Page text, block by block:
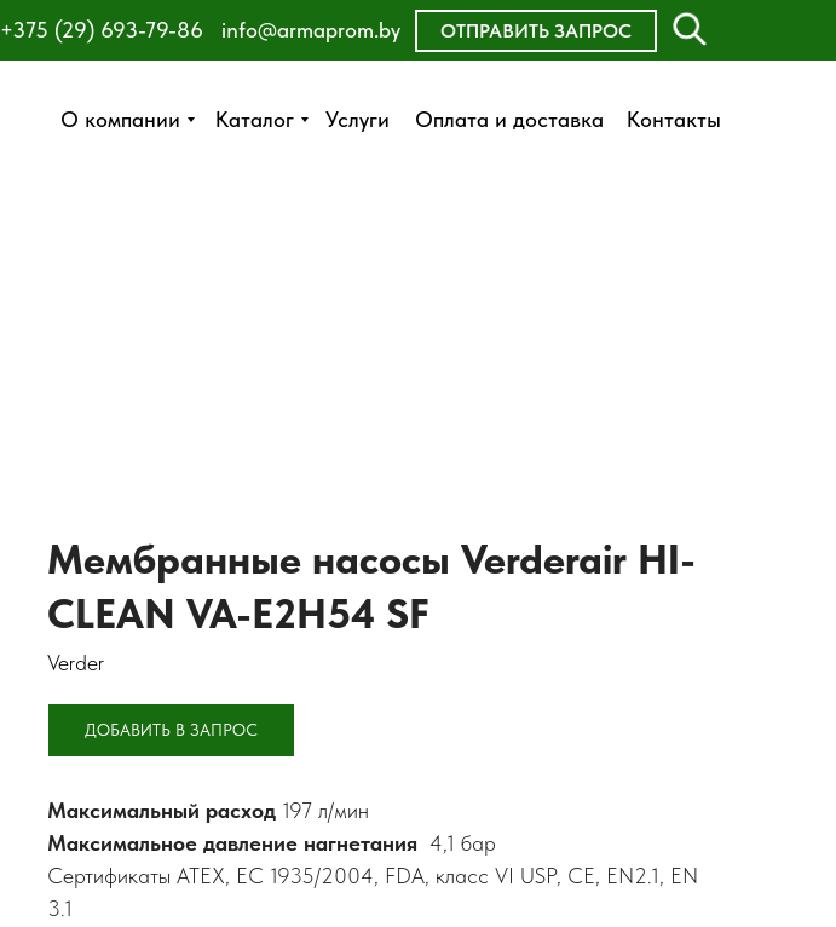
О компании Каталог Услуги Оплата и доставка Контакты
+375 (29) 693-79-86 ОТПРАВИТЬ ЗАПРОС
info@armaprom.by
О компании Каталог Услуги Оплата и доставка Контакты
ОСТАВИТЬ ЗАЯВКУ
ЗАКАЗАТЬ ЗВОНОК
Мембранные насосы Verderair HI-
CLEAN VA-E2H54 SF
Verder
ДОБАВИТЬ В ЗАПРОС
Максимальный расход 197 л/мин
Максимальное давление нагнетания 4,1 бар
Сертификаты ATEX, EC 1935/2004, FDA, класс VI USP, CE, EN2.1, EN
3.1